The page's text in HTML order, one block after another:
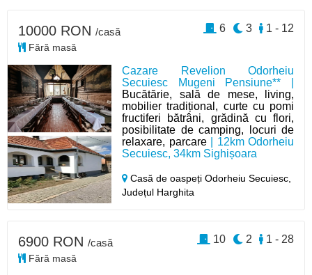
Cazare Revelion Odorheiu
Secuiesc Mugeni Pensiune** |
Bucătărie, sală de mese, living,
mobilier tradițional, curte cu pomi
fructiferi bătrâni, grădină cu flori,
posibilitate de camping, locuri de
relaxare, parcare| 12km Odorheiu
Secuiesc, 34km Sighișoara
Casă de oaspeți Odorheiu Secuiesc,
Județul Harghita
10000 RON /casă
Fără masă
1 - 12
3
6
6900 RON /casă
Fără masă
1 - 28
2
10